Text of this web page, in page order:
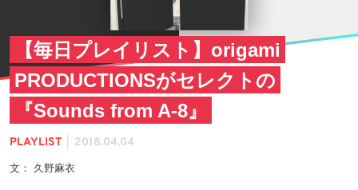
【毎日プレイリスト】origami
PRODUCTIONSがセレクトの
『Sounds from A-8』
PLAYLIST 2018.04.04
文： 久野麻衣